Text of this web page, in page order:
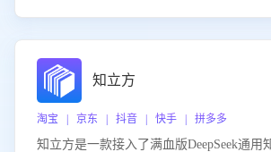
知立方
淘宝 | 京东 | 抖音 | 快手 | 拼多多
知立方是一款接入了满血版DeepSeek通用